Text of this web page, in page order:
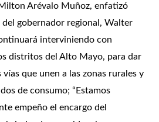
Arévalo Muñoz, enfatizó
gobernador regional, Walter
interviniendo con
distritos del Alto Mayo, para dar
que unen a las zonas rurales y
de consumo; “Estamos
empeño el encargo del